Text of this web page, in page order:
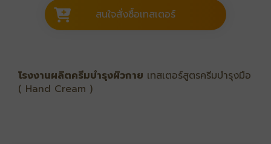
สนใจสั่งซื้อเทสเตอร์
โรงงานผลิตครีมบำรุงผิวกาย เทสเตอร์สูตรครีมบำรุงมือ
( Hand Cream )